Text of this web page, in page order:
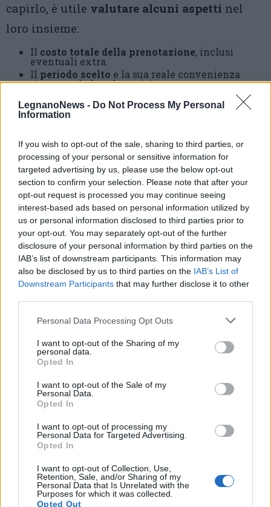
LegnanoNews - Do Not Process My Personal
Information
If you wish to opt-out of the sale, sharing to third parties, or
processing of your personal or sensitive information for
targeted advertising by us, please use the below opt-out
section to confirm your selection. Please note that after your
opt-out request is processed you may continue seeing
interest-based ads based on personal information utilized by
us or personal information disclosed to third parties prior to
your opt-out. You may separately opt-out of the further
disclosure of your personal information by third parties on the
IAB’s list of downstream participants. This information may
also be disclosed by us to third parties on the IAB’s List of
Downstream Participants that may further disclose it to other
Personal Data Processing Opt Outs
I want to opt-out of the Sharing of my
personal data.
Opted In
I want to opt-out of the Sale of my
Personal Data.
Opted In
I want to opt-out of processing my
Personal Data for Targeted Advertising.
Opted In
I want to opt-out of Collection, Use,
Retention, Sale, and/or Sharing of my
Personal Data that Is Unrelated with the
Purposes for which it was collected.
Opted Out
capirlo, è utile valutare alcuni aspetti nel
loro insieme:
Il costo totale della prenotazione, inclusi
eventuali extra.
Il periodo scelto e la sua reale convenienza
rispetto ad altre date vicine.
o del servizio
(cancellazione, modifiche, servizi inclusi).
Eventuali limitazioni del codice sconto.
In bassa stagione, il risparmio più
interessante spesso non deriva solo dal
coupon, ma dallacombinazione tra periodo
giusto e offerta adeguata. Scegliere la bassa
stagione permette quindi di prenotare con
più calma e con maggiore possibilità di
confronto; inoltre, i prezzi tendono a essere
più accessibili e la disponibilità più ampia.
risparmio più ampia che si basa sulla giusta
scelta del periodo, sulla verifica delle
condizioni e sul confronto tra più fonti. Una
pianificazione più consapevole
solo di risparmiare, ma anche di evitare
errori e prenotare in modo più sicuro.
Prenotare con metodo fa davvero la
differenza